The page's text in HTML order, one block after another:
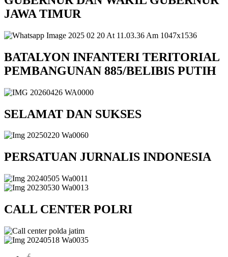
JAWA TIMUR
BATALYON INFANTERI TERITORIAL
PEMBANGUNAN 885/BELIBIS PUTIH
SELAMAT DAN SUKSES
PERSATUAN JURNALIS INDONESIA
CALL CENTER POLRI